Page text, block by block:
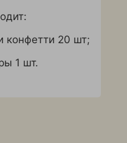
конфетти 20 шт;
1 шт.